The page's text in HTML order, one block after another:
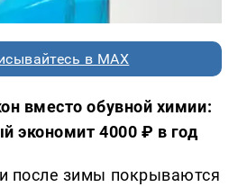
в MAX
вместо обувной химии:
экономит 4000 ₽ в год
после зимы покрываются